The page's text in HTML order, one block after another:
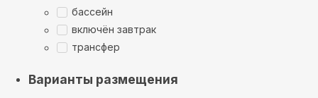
бассейн
включён завтрак
трансфер
Варианты размещения